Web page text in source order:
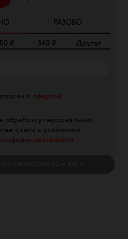
РАЗОВО
₽ 340 ₽ Другая
с офертой
обработку персональных
с условиями